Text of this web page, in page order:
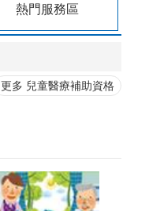
熱門服務區
更多 兒童醫療補助資格